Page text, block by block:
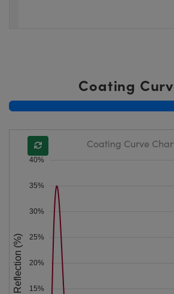
Coating
15%
20%
25%
30%
35%
40%
Reflection (%)
Coating Curve